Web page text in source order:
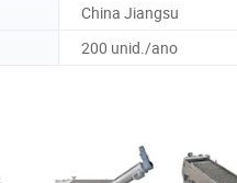
China Jiangsu
200 unid./ano